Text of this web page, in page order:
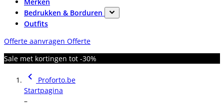
Bedrukken & Borduren
Outfits
Offerte aanvragen Offerte
Sale met kortingen tot -30%
Proforto.be
Startpagina
–